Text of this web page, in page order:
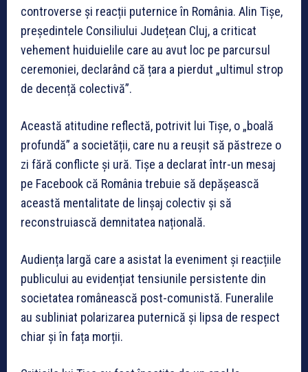
controverse și reacții puternice în România. Alin Tișe,
președintele Consiliului Județean Cluj, a criticat
vehement huiduielile care au avut loc pe parcursul
ceremoniei, declarând că țara a pierdut „ultimul strop
de decență colectivă”.
Această atitudine reflectă, potrivit lui Tișe, o „boală
profundă” a societății, care nu a reușit să păstreze o
zi fără conflicte și ură. Tișe a declarat într-un mesaj
pe Facebook că România trebuie să depășească
această mentalitate de linșaj colectiv și să
reconstruiască demnitatea națională.
Audiența largă care a asistat la eveniment și reacțiile
publicului au evidențiat tensiunile persistente din
societatea românească post-comunistă. Funeralile
au subliniat polarizarea puternică și lipsa de respect
chiar și în fața morții.